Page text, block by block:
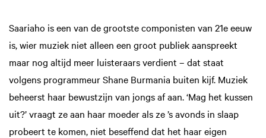
Saariaho is een van de grootste componisten van 21e eeuw
is, wier muziek niet alleen een groot publiek aanspreekt
maar nog altijd meer luisteraars verdient – dat staat
volgens programmeur Shane Burmania buiten kijf. Muziek
beheerst haar bewustzijn van jongs af aan. ‘Mag het kussen
uit?’ vraagt ze aan haar moeder als ze ’s avonds in slaap
probeert te komen, niet beseffend dat het haar eigen